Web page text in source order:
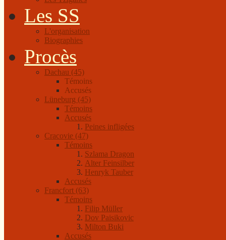
Les SS
L'organisation
Biographies
Procès
Dachau (45)
Témoins
Accusés
Lüneburg (45)
Témoins
Accusés
Peines infligées
Cracovie (47)
Témoins
Szlama Dragon
Alter Feinsilber
Henryk Tauber
Accusés
Francfort (63)
Témoins
Filip Müller
Dov Paisikovic
Milton Buki
Accusés